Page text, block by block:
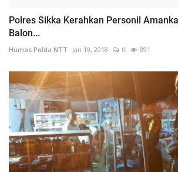
Polres Sikka Kerahkan Personil
Balon...
Humas Polda NTT Jan 10, 2018 0 891